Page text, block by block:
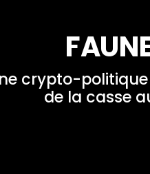
crypto-
de la casse